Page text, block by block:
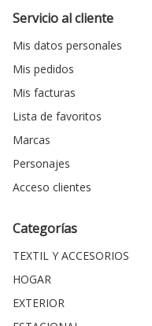
Servicio al cliente
Mis datos personales
Mis pedidos
Mis facturas
Lista de favoritos
Marcas
Personajes
Acceso clientes
Categorías
TEXTIL Y ACCESORIOS
HOGAR
EXTERIOR